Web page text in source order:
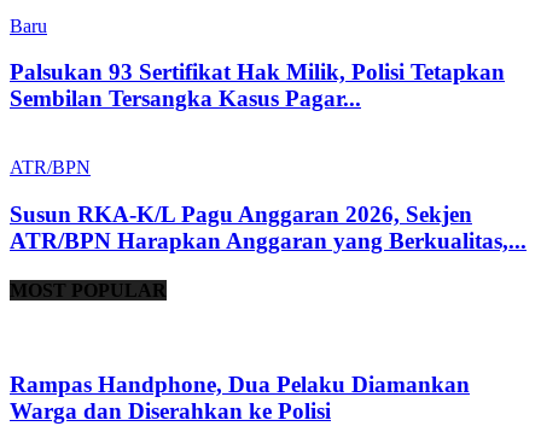
Baru
Palsukan 93 Sertifikat Hak Milik, Polisi Tetapkan
Sembilan Tersangka Kasus Pagar...
ATR/BPN
Susun RKA-K/L Pagu Anggaran 2026, Sekjen
ATR/BPN Harapkan Anggaran yang Berkualitas,...
MOST POPULAR
Rampas Handphone, Dua Pelaku Diamankan
Warga dan Diserahkan ke Polisi